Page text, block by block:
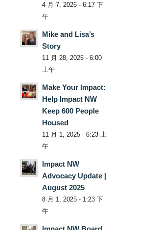
4 月 7, 2026 - 6:17 下
午
Mike and Lisa’s
Story
11 月 28, 2025 - 6:00
上午
Make Your Impact:
Help Impact NW
Keep 600 People
Housed
11 月 1, 2025 - 6:23 上
午
Impact NW
Advocacy Update |
August 2025
8 月 1, 2025 - 1:23 下
午